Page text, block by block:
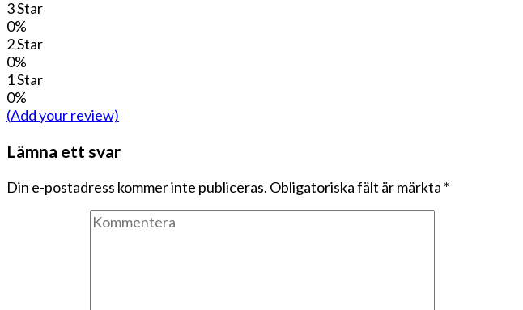
3 Star
0%
2 Star
0%
1 Star
0%
(Add your review)
Lämna ett svar
Din e-postadress kommer inte publiceras. Obligatoriska fält är märkta *